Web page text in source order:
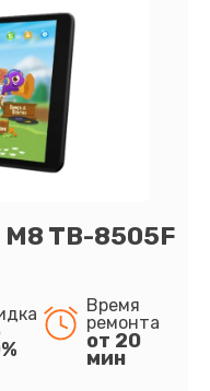
TB-8505F
Время
ремонта
от 20
мин